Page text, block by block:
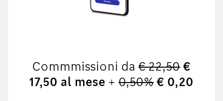
Commmissioni da € 22,50 €
17,50 al mese + 0,50% € 0,20